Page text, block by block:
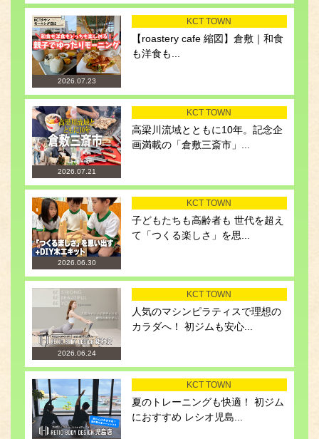
2026.07.23
KCT TOWN
【roastery cafe 縮図】倉敷｜和食
も洋食も...
2026.07.21
KCT TOWN
高梁川流域とともに10年。記念企
画満載の「倉敷三斎市」...
2026.06.30
KCT TOWN
子どもたちも高齢者も 世代を超え
て「つくる楽しさ」を思...
2026.06.24
KCT TOWN
人気のマシンピラティスで理想の
カラダへ！ 初ジムも安心...
KCT TOWN
夏のトレーニングも快適！ 初ジム
におすすめ レシオ児島...